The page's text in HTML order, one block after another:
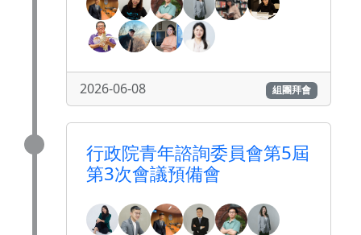
2026-06-08 組團拜會
行政院青年諮詢委員會第5屆
第3次會議預備會